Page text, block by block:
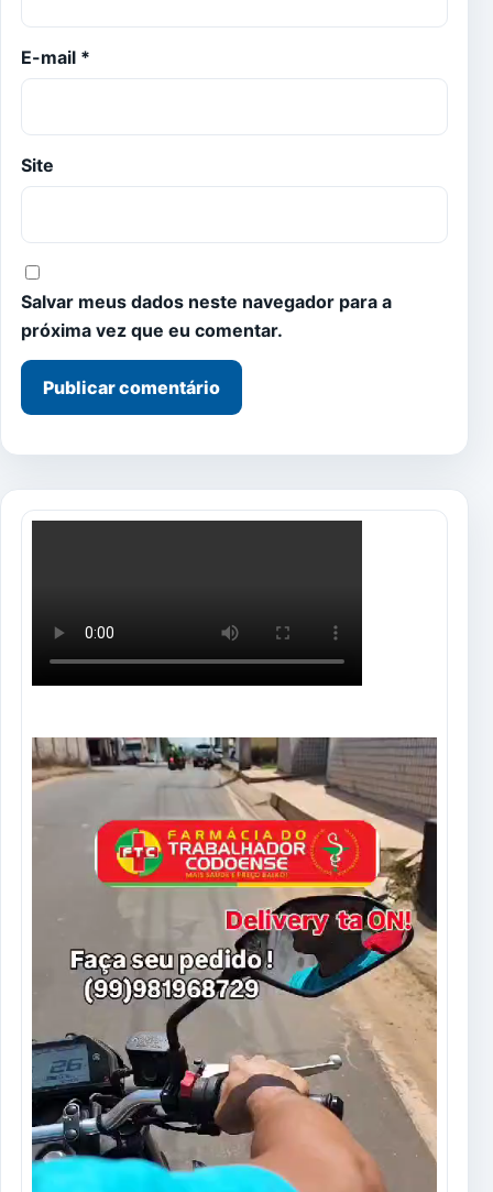
E-mail *
Site
Salvar meus dados neste navegador para a
próxima vez que eu comentar.